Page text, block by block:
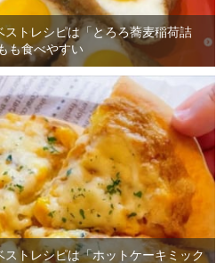
トレシピは「とろろ蕎麦稲荷詰
も食べやすい
トレシピは「ホットケーキミック